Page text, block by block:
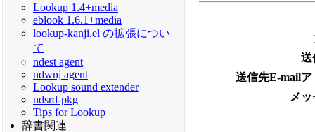
Lookup 1.4+media
eblook 1.6.1+media
lookup-kanji.el の拡張につい
て
ndest agent
ndwnj agent
Lookup sound extender
ndsrd-pkg
Tips for Lookup
辞書関連
送
送信先E-mail
メ